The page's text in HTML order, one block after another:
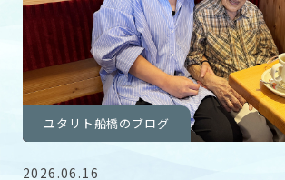
ユタリト船橋のブログ
2026.06.16